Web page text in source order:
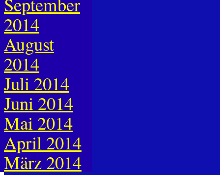
2014
August
2014
Juli 2014
Juni 2014
Mai 2014
April 2014
März 2014